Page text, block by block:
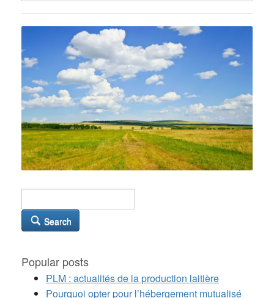
Search
Popular posts
PLM : actualités de la production laitière
Pourquoi opter pour l’hébergement mutualisé